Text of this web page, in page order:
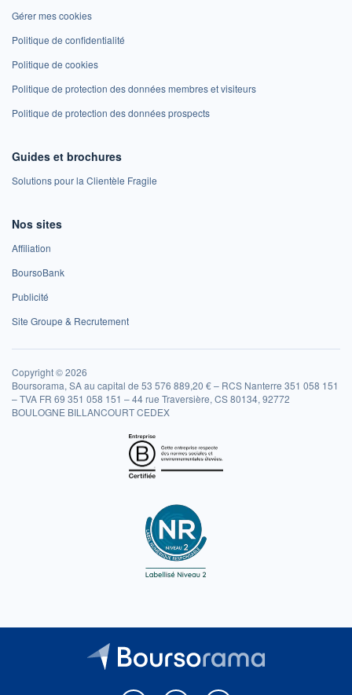
Gérer mes cookies
Politique de confidentialité
Politique de cookies
Politique de protection des données membres et visiteurs
Politique de protection des données prospects
Guides et brochures
Solutions pour la Clientèle Fragile
Nos sites
Affiliation
BoursoBank
Publicité
Site Groupe & Recrutement
Copyright © 2026
Boursorama, SA au capital de 53 576 889,20 € – RCS Nanterre 351 058 151
– TVA FR 69 351 058 151 – 44 rue Traversière, CS 80134, 92772
BOULOGNE BILLANCOURT CEDEX